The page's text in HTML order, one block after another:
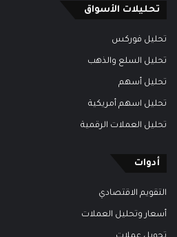
تحليلات الأسواق
تحليل فوركس
تحليل السلع والذهب
تحليل أسهم
تحليل اسهم أمريكية
تحليل العملات الرقمية
أدوات
التقويم الاقتصادي
أسعار وتحليل العملات